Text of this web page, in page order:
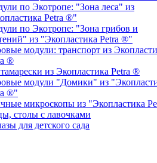
по Экотропе: "Зона леса" из
Petra ®"
по Экотропе: "Зона грибов и
из "Экопластика Petra ®"
модули: транспорт из
®
из Экопластика Petra ®
модули "Домики" из
®"
микроскопы из "Экопластика
столы с лавочками
для детского сада